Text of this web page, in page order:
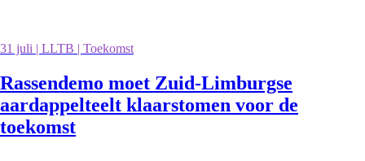
31 juli | LLTB | Toekomst
Rassendemo moet Zuid-Limburgse
aardappelteelt klaarstomen voor de
toekomst